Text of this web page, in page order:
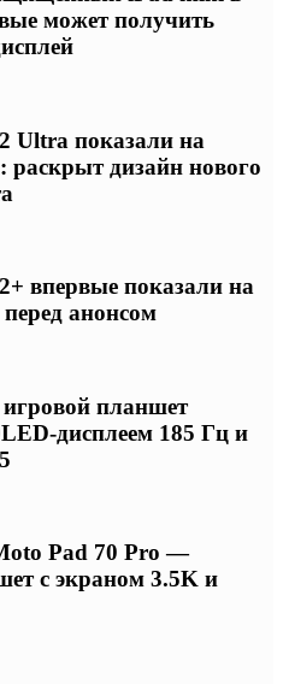
может получить
Ultra показали на
раскрыт дизайн нового
впервые показали на
анонсом
планшет
дисплеем 185 Гц и
Pad 70 Pro —
с экраном 3.5K и